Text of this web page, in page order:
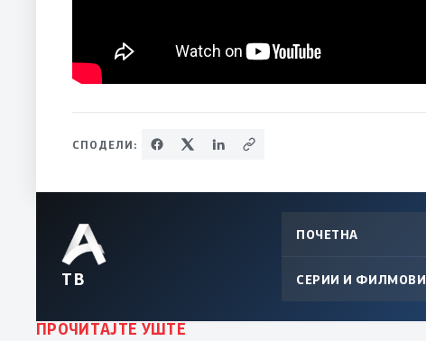
СПОДЕЛИ:
ТВ
ПОЧЕТНА
СЕРИИ И ФИЛМОВИ
ПРОЧИТАЈТЕ УШТЕ